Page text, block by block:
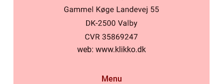
web: www.klikko.dk
Menu